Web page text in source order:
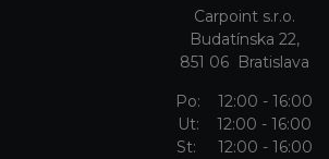
Carpoint s.r.o.
Budatínska 22,
851 06 Bratislava
Po: 12:00 - 16:00
Ut: 12:00 - 16:00
St: 12:00 - 16:00